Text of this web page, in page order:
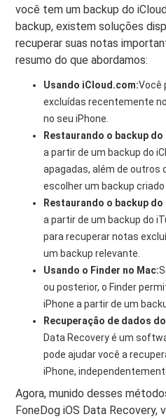
você tem um backup do
backup, existem soluções
recuperar suas notas
resumo do que abordamos:
Usando iCloud.com:Você
excluídas recentemente
no seu iPhone.
Restaurando o backup do
a partir de um backup do
apagadas, além de outros
escolher um backup
Restaurando o backup do
a partir de um backup do
para recuperar notas
um backup relevante.
Usando o Finder no Mac:
ou posterior, o Finder
iPhone a partir de um
Recuperação de dados
Data Recovery é um
pode ajudar você a
iPhone,
Agora, munido desses
FoneDog iOS Data Recovery,